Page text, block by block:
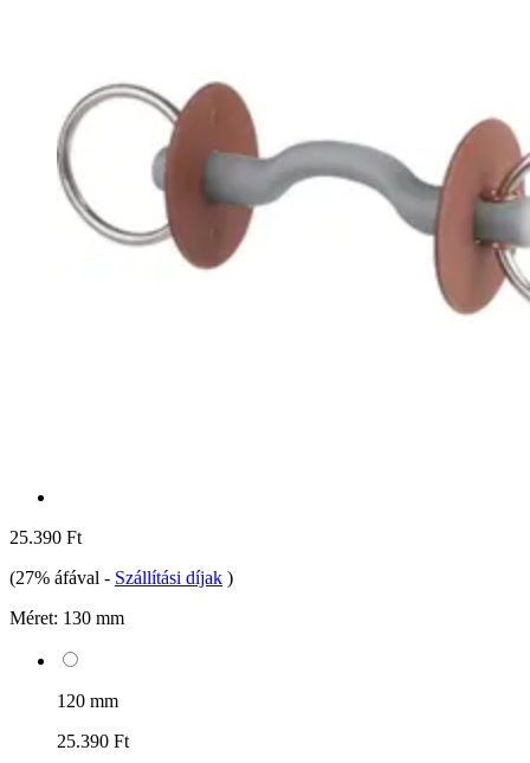
25.390 Ft
(27% áfával - Szállítási díjak )
Méret: 130 mm
120 mm
25.390 Ft